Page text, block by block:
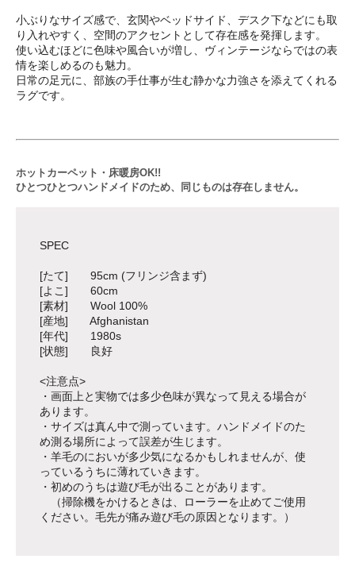
小ぶりなサイズ感で、玄関やベッドサイド、デスク下などにも取
り入れやすく、空間のアクセントとして存在感を発揮します。
使い込むほどに色味や風合いが増し、ヴィンテージならではの表
情を楽しめるのも魅力。
日常の足元に、部族の手仕事が生む静かな力強さを添えてくれる
ラグです。
ホットカーペット・床暖房OK!!
ひとつひとつハンドメイドのため、同じものは存在しません。
SPEC
[たて] 95cm (フリンジ含まず)
[よこ] 60cm
[素材] Wool 100%
[産地] Afghanistan
[年代] 1980s
[状態] 良好
<注意点>
・画面上と実物では多少色味が異なって見える場合が
あります。
・サイズは真ん中で測っています。ハンドメイドのた
め測る場所によって誤差が生じます。
・羊毛のにおいが多少気になるかもしれませんが、使
っているうちに薄れていきます。
・初めのうちは遊び毛が出ることがあります。
（掃除機をかけるときは、ローラーを止めてご使用
ください。毛先が痛み遊び毛の原因となります。）